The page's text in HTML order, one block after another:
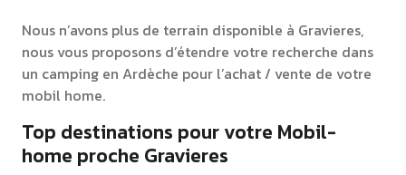
Nous n’avons plus de terrain disponible à Gravieres,
nous vous proposons d’étendre votre recherche dans
un camping en Ardèche pour l’achat / vente de votre
mobil home.
Top destinations pour votre Mobil-
home proche Gravieres